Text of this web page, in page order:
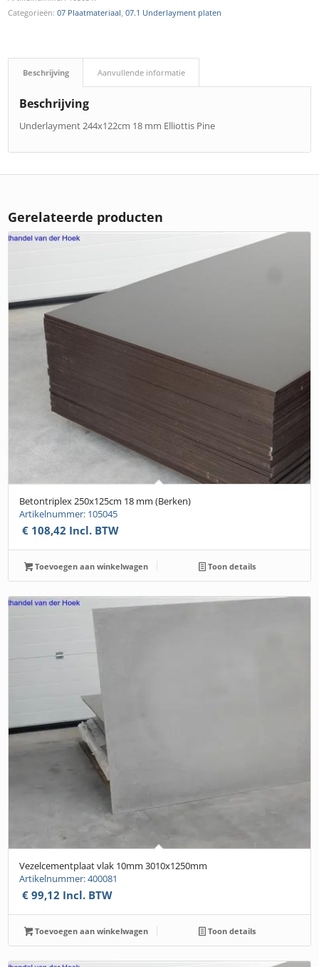
Categorieën:07 Plaatmateriaal,07.1 Underlayment platen
Beschrijving Aanvullende informatie
Beschrijving
Underlayment 244x122cm 18 mm Elliottis Pine
Gerelateerde producten
Betontriplex 250x125cm 18 mm (Berken)
Artikelnummer: 105045
€ 108,42 Incl. BTW
Toevoegen aan winkelwagen Toon details
Vezelcementplaat vlak 10mm 3010x1250mm
Artikelnummer: 400081
€ 99,12 Incl. BTW
Toevoegen aan winkelwagen Toon details